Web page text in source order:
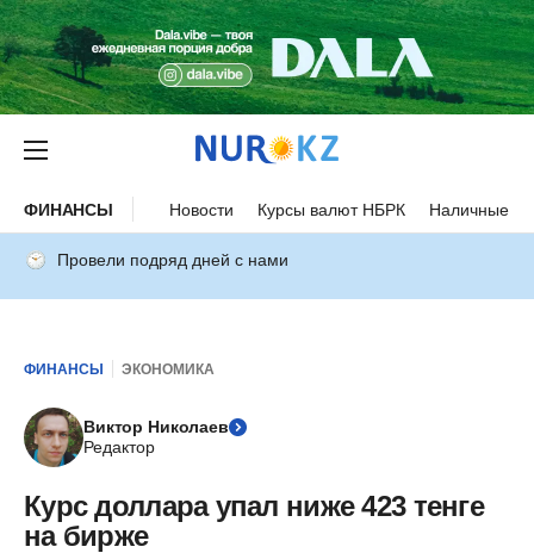
ФИНАНСЫ Новости Курсы валют НБРК Наличные
Провели подряд дней с нами
ФИНАНСЫ ЭКОНОМИКА
Виктор Николаев
Редактор
Курс доллара упал ниже 423 тенге
на бирже